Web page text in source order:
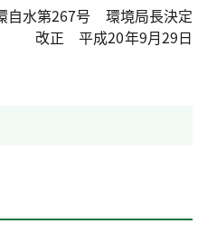
水第267号 環境局長決定
改正 平成20年9月29日